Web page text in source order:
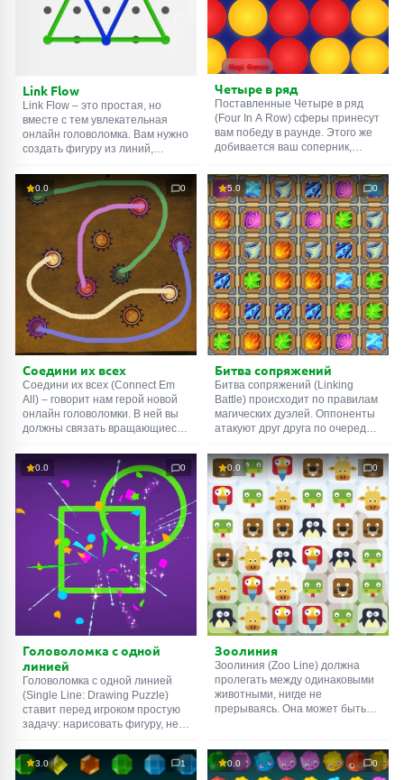
ПОИСК ИГР
Link Flow
Link Flow – это простая, но
вместе с тем увлекательная
онлайн головоломка. Вам нужно
создать фигуру из линий,
экрана. Подцепите точку на
игровом поле, а затем потяните
в нужном направлении. Не
бойтесь экспериментировать
или остаться с запутанным
клубком на руках: любой
уровень всегда можно
перезапустить и начать заново.
Четыре в ряд
Поставленные Четыре в ряд
(Four In A Row) сферы принесут
вам победу в раунде. Этого же
добивается ваш соперник,
выстроить линию своего цвета,
но и помешать оппоненту.
Победная цепочка может быть
горизонтальной, вертикальной
или диагональной. Чтобы
разместить шар на поле,
кликните по изображению
стрелочки вверху экрана. Удачи!
0.0 0
Соедини их всех
Соедини их всех (Connect Em
All) – говорит нам герой новой
онлайн головоломки. В ней вы
должны связать вращающиеся
синие к синим, красные к
красным и т.д. Но сделать это
нужно таким образом, чтобы
они не пересекались между
собой. Рисовать линии
предстоит вручную, с помощью
зажатой ЛКМ. Надеюсь, у вас
твёрдая рука и крепкие нервы.
5.0 0
Битва сопряжений
Битва сопряжений (Linking
Battle) происходит по правилам
магических дуэлей. Оппоненты
атакуют друг друга по очереди,
произнести заклинание,
объедините элементы одного
вида – три или более. Огонь,
вода и воздух наносят урон;
природа восстанавливает
здоровье; лёд обездвиживает;
пурпурная магия снижает
защиту. Удачи!
0.0 0
Головоломка с одной
линией
Головоломка с одной линией
(Single Line: Drawing Puzzle)
ставит перед игроком простую
задачу: нарисовать фигуру, не
поверхности. Справиться с
первыми заданиями не
0.0 0
Зоолиния
Зоолиния (Zoo Line) должна
пролегать между одинаковыми
животными, нигде не
прерываясь. Она может быть
диагональной, – или совмещать
разные направления.
3.0 1 0.0 0